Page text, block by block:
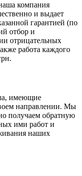
компания
и выдает
гарантией (по
отбор и
отрицательных
работа каждого
имеющие
направлении. Мы
получаем обратную
ими работ и
наших